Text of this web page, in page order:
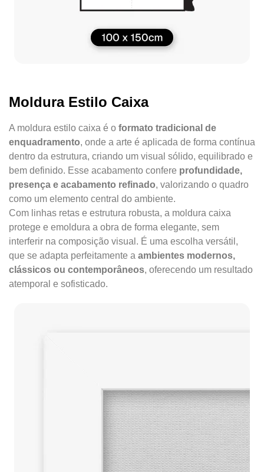
Moldura Estilo Caixa
A moldura estilo caixa é o formato tradicional de
enquadramento, onde a arte é aplicada de forma contínua
dentro da estrutura, criando um visual sólido, equilibrado e
bem definido. Esse acabamento confere profundidade,
presença e acabamento refinado, valorizando o quadro
como um elemento central do ambiente.
Com linhas retas e estrutura robusta, a moldura caixa
protege e emoldura a obra de forma elegante, sem
interferir na composição visual. É uma escolha versátil,
que se adapta perfeitamente a ambientes modernos,
clássicos ou contemporâneos, oferecendo um resultado
atemporal e sofisticado.